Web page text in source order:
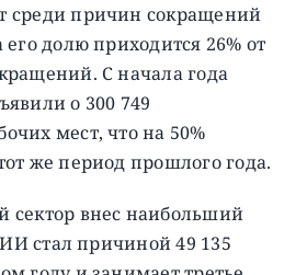
среди причин сокращений
долю приходится 26% от
С начала года
о 300 749
мест, что на 50%
же период прошлого года.
сектор внес наибольший
стал причиной 49 135